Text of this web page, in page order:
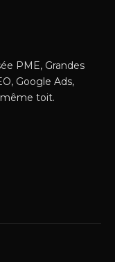
PME, Grandes
Google Ads,
même toit.